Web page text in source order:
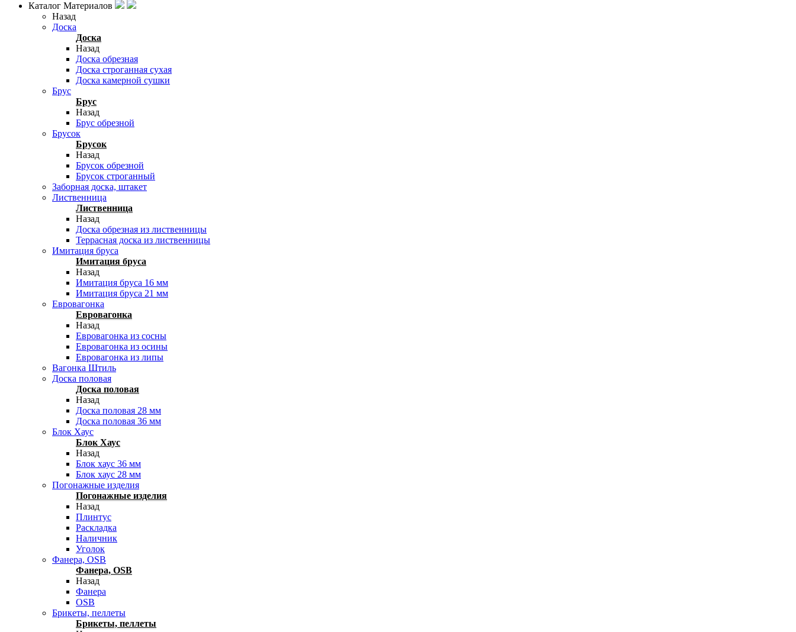
Каталог Материалов
Назад
Доска
Доска
Назад
Доска обрезная
Доска строганная сухая
Доска камерной сушки
Брус
Брус
Назад
Брус обрезной
Брусок
Брусок
Назад
Брусок обрезной
Брусок строганный
Заборная доска, штакет
Лиственница
Лиственница
Назад
Доска обрезная из лиственницы
Террасная доска из лиственницы
Имитация бруса
Имитация бруса
Назад
Имитация бруса 16 мм
Имитация бруса 21 мм
Евровагонка
Евровагонка
Назад
Евровагонка из сосны
Евровагонка из осины
Евровагонка из липы
Вагонка Штиль
Доска половая
Доска половая
Назад
Доска половая 28 мм
Доска половая 36 мм
Блок Хаус
Блок Хаус
Назад
Блок хаус 36 мм
Блок хаус 28 мм
Погонажные изделия
Погонажные изделия
Назад
Плинтус
Раскладка
Наличник
Уголок
Фанера, OSB
Фанера, OSB
Назад
Фанера
OSB
Брикеты, пеллеты
Брикеты, пеллеты